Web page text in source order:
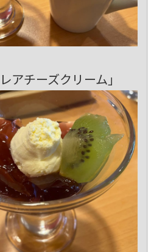
アチーズクリーム」